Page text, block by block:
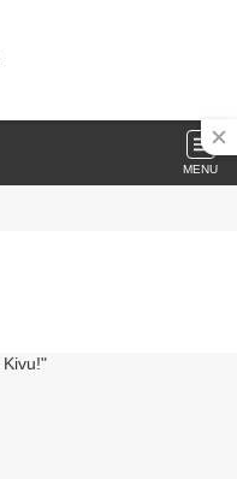
MENU